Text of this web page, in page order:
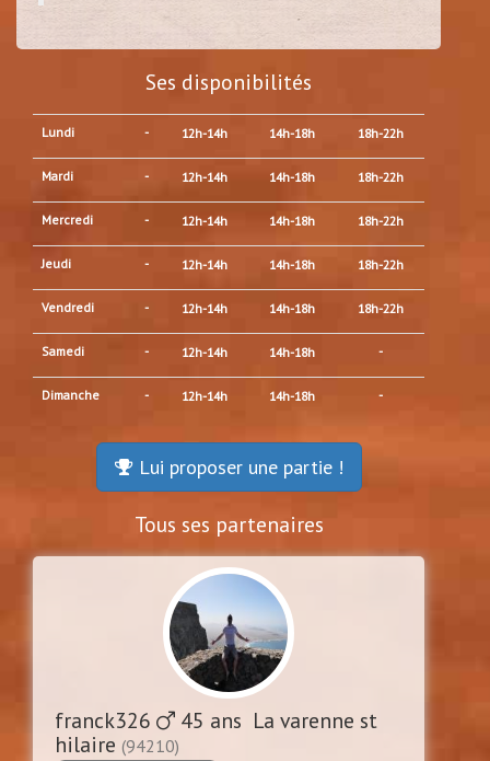
Ses disponibilités
Lundi - 12h-14h 14h-18h 18h-22h
Mardi - 12h-14h 14h-18h 18h-22h
Mercredi - 12h-14h 14h-18h 18h-22h
Jeudi - 12h-14h 14h-18h 18h-22h
Vendredi - 12h-14h 14h-18h 18h-22h
Samedi - 12h-14h 14h-18h -
Dimanche - 12h-14h 14h-18h -
Lui proposer une partie !
Tous ses partenaires
franck326
45 ans La varenne st
hilaire (94210)